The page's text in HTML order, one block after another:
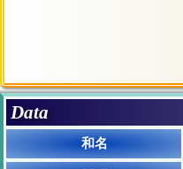
Data
和名